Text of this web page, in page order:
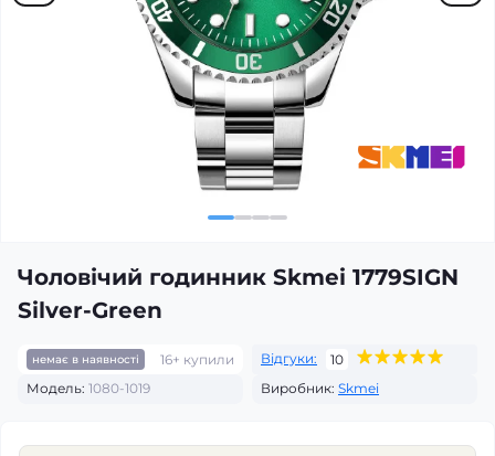
Чоловічий годинник Skmei 1779SIGN
Silver-Green
немає в наявності 16+ купили Відгуки:
10
Модель: 1080-1019 Виробник: Skmei